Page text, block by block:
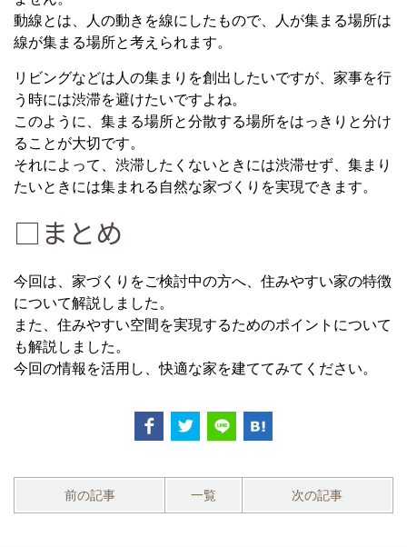
動線とは、人の動きを線にしたもので、人が集まる場所は
線が集まる場所と考えられます。
リビングなどは人の集まりを創出したいですが、家事を行
う時には渋滞を避けたいですよね。
このように、集まる場所と分散する場所をはっきりと分け
ることが大切です。
それによって、渋滞したくないときには渋滞せず、集まり
たいときには集まれる自然な家づくりを実現できます。
□まとめ
今回は、家づくりをご検討中の方へ、住みやすい家の特徴
について解説しました。
また、住みやすい空間を実現するためのポイントについて
も解説しました。
今回の情報を活用し、快適な家を建ててみてください。
前の記事 一覧 次の記事